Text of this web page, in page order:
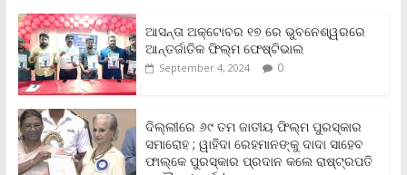
e
b
o
o
k
t
t
e
r
i
l
t
s
A
p
p
L
i
n
k
t
F
r
i
d
l
y
e
ଆସନ୍ତା ଅକ୍ଟୋବର ୧୭ ରେ ଭୁବନେଶ୍ୱରରେ
ଆନ୍ତର୍ଜାତିକ ଫିଲ୍ମ ଫେଷ୍ଟିଭାଲ
September 4, 2024 0
ଦିଲ୍ଲୀରେ ୬୯ ତମ ଜାତୀୟ ଫିଲ୍ମ ପୁରସ୍କାର
ସମାରୋହ ; ୱାହିଦା ରେହମାନଙ୍କୁ ଦାଦା ସାହେବ
ଫାଲ୍‌କେ ପୁରସ୍କାର ପ୍ରଦାନ କଲେ ରାଷ୍ଟ୍ରପତି